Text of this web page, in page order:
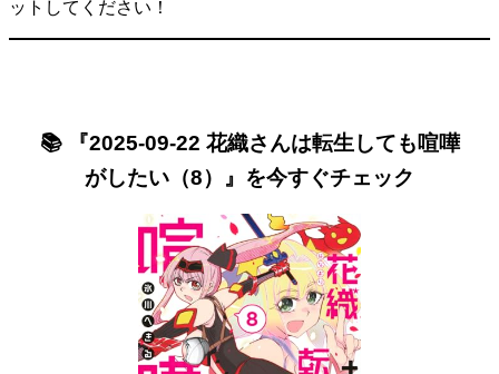
ットしてください！
📚 『2025-09-22 花織さんは転生しても喧嘩
がしたい（8）』を今すぐチェック